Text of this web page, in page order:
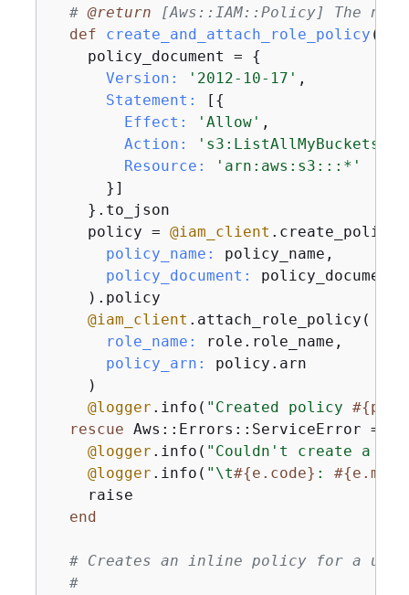
# @return [Aws::IAM::Policy] The
def
create_and_attach_role_policy
    policy_document =
{
Version:
'2012-10-17' ,
Statement:
[ {
Effect:
'Allow' ,
Action:
's3:ListAllMyBuckets'
Resource:
'arn:aws:s3:::*'
      }]
    }.to_json
    policy =
@iam_client .create_policy(
policy_name:
policy_name,
policy_document:
policy_document
    ).policy
@iam_client .attach_role_policy(
role_name:
role.role_name,
policy_arn:
policy.arn
    )
@logger .info( "Created policy #{
rescue Aws::Errors::ServiceError => e
@logger .info( "Couldn't create a
@logger .info( "\t#{e.code} : #{
    raise
end
# Creates an inline policy for a
#